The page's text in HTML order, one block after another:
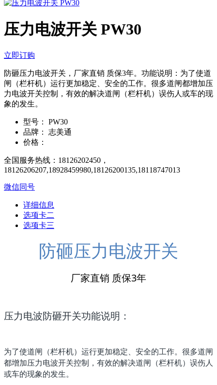
压力电波开关 PW30
立即订购
防砸压力电波开关，厂家直销 质保3年。功能说明：为了使道
闸（栏杆机）运行更加稳定、安全的工作。很多道闸都增加压
力电波开关控制，有效的解决道闸（栏杆机）误伤人或车的现
象的发生。
型号：
PW30
品牌：
志美通
价格：
全国服务热线：18126202450，
18126206207,18928459980,18126200135,18118747013
微信同号
详细信息
选项卡二
选项卡三
防砸压力电波开关
厂家直销 质保3年
压力电波防砸开关功能说明：
为了使道闸（栏杆机）运行更加稳定、安全的工作。很多道闸
都增加压力电波开关控制，有效的解决道闸（栏杆机）误伤人
或车的现象的发生。